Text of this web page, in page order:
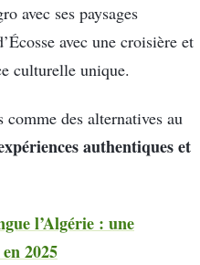
avec ses paysages
avec une croisière et
culturelle unique.
comme des alternatives au
authentiques et
l’Algérie : une
2025